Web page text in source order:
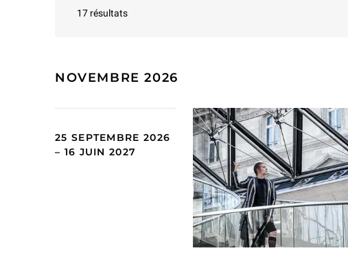
17 résultats
NOVEMBRE 2026
25 SEPTEMBRE 2026
– 16 JUIN 2027